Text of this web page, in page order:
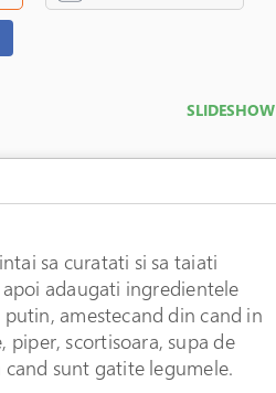
SLIDESHOW
sa curatati si sa taiati
adaugati ingredientele
putin, amestecand din cand in
piper, scortisoara, supa de
cand sunt gatite legumele.